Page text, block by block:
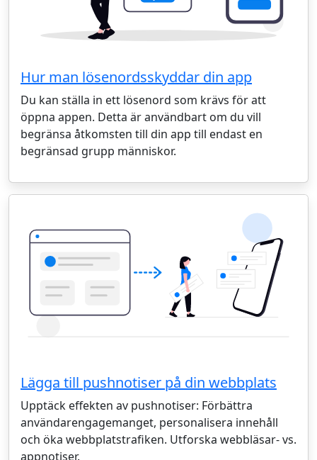
Hur man lösenordsskyddar din app
Du kan ställa in ett lösenord som krävs för att
öppna appen. Detta är användbart om du vill
begränsa åtkomsten till din app till endast en
begränsad grupp människor.
Lägga till pushnotiser på din webbplats
Upptäck effekten av pushnotiser: Förbättra
användarengagemanget, personalisera innehåll
och öka webbplatstrafiken. Utforska webbläsar- vs.
appnotiser.